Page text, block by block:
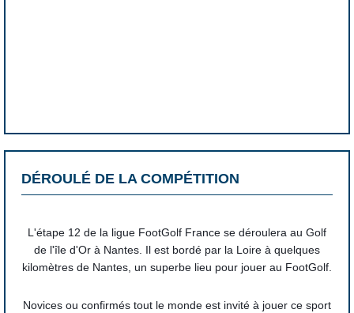
DÉROULÉ DE LA COMPÉTITION
L'étape 12 de la ligue FootGolf France se déroulera au Golf
de l'île d'Or à Nantes. Il est bordé par la Loire à quelques
kilomètres de Nantes, un superbe lieu pour jouer au FootGolf.
Novices ou confirmés tout le monde est invité à jouer ce sport